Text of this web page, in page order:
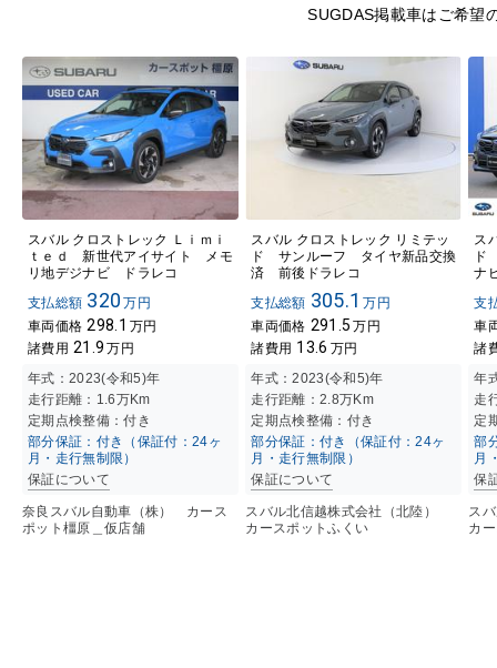
SUGDAS掲載車はご希望
スバル クロストレック Ｌｉｍｉ
ｔｅｄ 新世代アイサイト メモ
リ地デジナビ ドラレコ
支払総額 320 万円
車両価格 298.1 万円
諸費用 21.9 万円
年式：2023(令和5)年
走行距離： 1.6万Km
定期点検整備：付き
部分保証：付き（保証付：24ヶ
月・走行無制限）
保証について
奈良スバル自動車（株） カース
ポット橿原＿仮店舗
スバル クロストレック リミテッ
ド サンルーフ タイヤ新品交換
済 前後ドラレコ
支払総額 305.1 万円
車両価格 291.5 万円
諸費用 13.6 万円
年式：2023(令和5)年
走行距離： 2.8万Km
定期点検整備：付き
部分保証：付き（保証付：24ヶ
月・走行無制限）
保証について
スバル北信越株式会社（北陸）
カースポットふくい
ス
ド
ナ
支
車
諸
年
走
定
部
月
保
ス
カ